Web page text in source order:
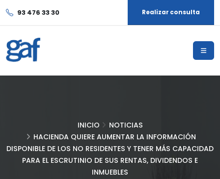
93 476 33 30 Realizar consulta
INICIO
NOTICIAS
HACIENDA QUIERE AUMENTAR LA INFORMACIÓN
DISPONIBLE DE LOS NO RESIDENTES Y TENER MÁS CAPACIDAD
PARA EL ESCRUTINIO DE SUS RENTAS, DIVIDENDOS E
INMUEBLES